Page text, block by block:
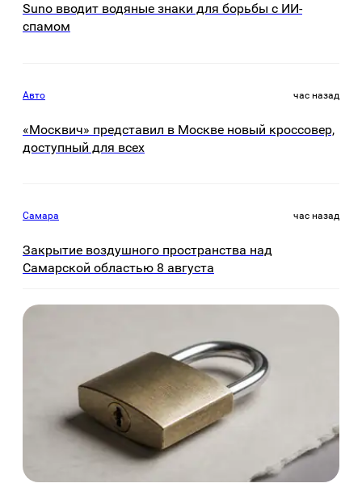
Suno вводит водяные знаки для борьбы с ИИ-
спамом
Авто час назад
«Москвич» представил в Москве новый кроссовер,
доступный для всех
Самара час назад
Закрытие воздушного пространства над
Самарской областью 8 августа